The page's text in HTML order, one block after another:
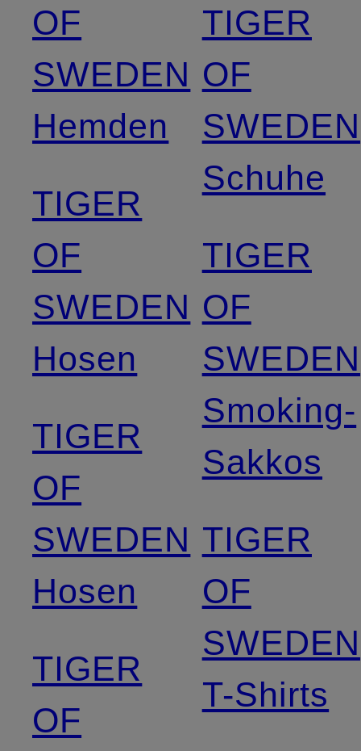
OF
SWEDEN
Hemden
TIGER
OF
SWEDEN
Hosen
TIGER
OF
SWEDEN
Hosen
TIGER
OF
TIGER
OF
SWEDEN
Schuhe
TIGER
OF
SWEDEN
Smoking-
Sakkos
TIGER
OF
SWEDEN
T-Shirts